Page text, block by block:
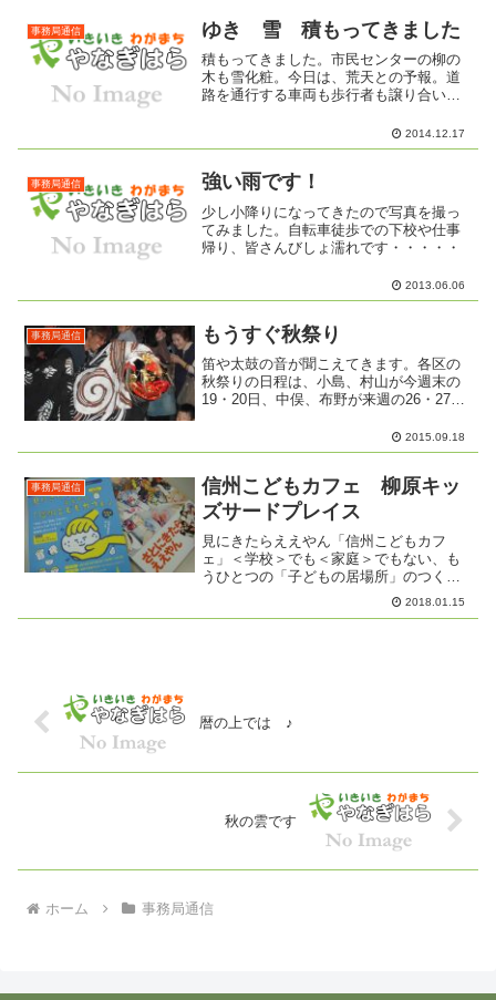
物も庭の花たちも枯れてし...
事務局通信 ゆき 雪 積もってきました
積もってきました。市民センターの柳の
木も雪化粧。今日は、荒天との予報。道
路を通行する車両も歩行者も譲り合いの
うに！今季初めて、雪かき隊の出動にな
るのでしょうか？まっ白な景色の中に、
2014.12.17
事務局通信 強い雨です！
少し小降りになってきたので写真を撮っ
てみました。自転車徒歩での下校や仕事
帰り、皆さんびしょ濡れです・・・・・
2013.06.06
事務局通信 もうすぐ秋祭り
笛や太鼓の音が聞こえてきます。各区の
秋祭りの日程は、小島、村山が今週末の
19・20日、中俣、布野が来週の26・27
ワクしますね。布野の花火も楽しみで
す。神楽・獅子舞は、神社によってちが
2015.09.18
事務局通信
信州こどもカフェ 柳原キッ
ズサードプレイス
見にきたらええやん「信州こどもカフ
ェ」＜学校＞でも＜家庭＞でもない、も
うひとつの「子どもの居場所」のつくり
方昨日、行ってきました。＜学校＞でも
＜家庭＞でもない、もうひとつの「子ど
2018.01.15
暦の上では ♪
秋の雲です
ホーム 事務局通信